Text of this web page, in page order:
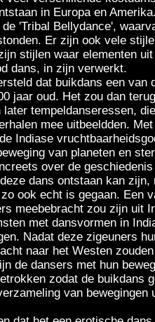
in Europa en
'Tribal Bellydance',
Er zijn ook vele
stijlen waar elementen
dans, in zijn verwerkt.
dat buikdans een van
jaar oud. Het zou dan
later tempeldanseressen,
mee uitbeeldden.
Indiase
van planeten en
over de
dans ontstaan kan
ook echt is gegaan. Een
meebebracht zou zijn uit
met dansvormen in
Nadat deze zigeuners
naar het Westen
de dansers met hun
zodat de buikdans
van bewegingen